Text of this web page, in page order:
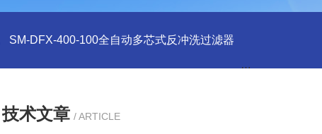
SM-DFX-400-100全自动多芯式反冲洗过滤器
技术文章 / ARTICLE